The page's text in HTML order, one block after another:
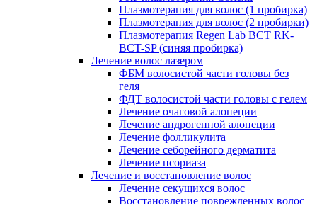
Плазмотерапия для волос (1 пробирка)
Плазмотерапия для волос (2 пробирки)
Плазмотерапия Regen Lab BCT RK-
BCT-SP (синяя пробирка)
Лечение волос лазером
ФБМ волосистой части головы без
геля
ФДТ волосистой части головы с гелем
Лечение очаговой алопеции
Лечение андрогенной алопеции
Лечение фолликулита
Лечение себорейного дерматита
Лечение псориаза
Лечение и восстановление волос
Лечение секущихся волос
Восстановление поврежденных волос